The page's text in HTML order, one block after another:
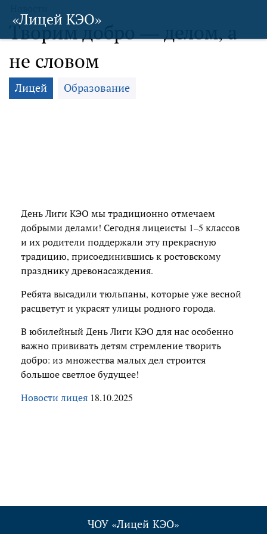
«Лицей КЭО»
Творим добро — делом, а
не словом
Лицей Образование
День Лиги КЭО мы традиционно отмечаем
добрыми делами! Сегодня лицеисты 1–5 классов
и их родители поддержали эту прекрасную
традицию, присоединившись к ростовскому
празднику древонасаждения.
Ребята высадили тюльпаны, которые уже весной
расцветут и украсят улицы родного города.
В юбилейный День Лиги КЭО для нас особенно
важно прививать детям стремление творить
добро: из множества малых дел строится
большое светлое будущее!
Новости лицея 18.10.2025
ЧОУ «Лицей КЭО»